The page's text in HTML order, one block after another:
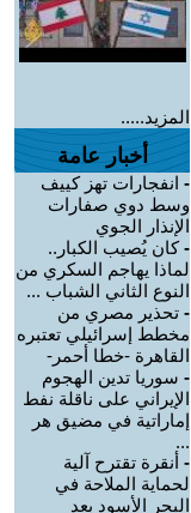
المزيد.....
أخبار عامة
- انفجارات تهز كييف
وسط دوي صفارات
الإنذار الجوي
-كان يُصيب الكبار..
لماذا يهاجم السكري من
النوع الثاني الشباب ...
- تحذير مصري من
مخطط إسرائيلي تعتبره
القاهرة -خطا أحمر-
- سوريا تدين الهجوم
الإيراني على ناقلة نفط
إماراتية في مضيق هر
...
- أنقرة تقترح آلية
لحماية الملاحة في
البحر الأسود بعد